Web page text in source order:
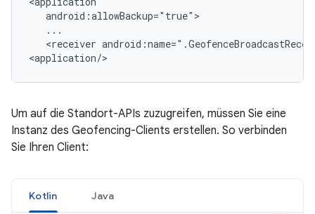
<receiver
<application/>
Um auf die Standort-APIs zuzugreifen, müssen Sie eine
Instanz des Geofencing-Clients erstellen. So verbinden
Sie Ihren Client:
Kotlin Java